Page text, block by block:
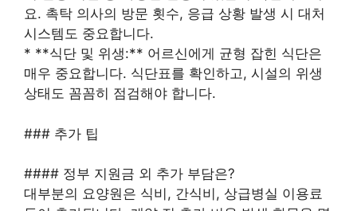
요. 촉탁 의사의 방문 횟수, 응급 상황 발생 시 대처
시스템도 중요합니다.
* **식단 및 위생:** 어르신에게 균형 잡힌 식단은
매우 중요합니다. 식단표를 확인하고, 시설의 위생
상태도 꼼꼼히 점검해야 합니다.
### 추가 팁
#### 정부 지원금 외 추가 부담은?
대부분의 요양원은 식비, 간식비, 상급병실 이용료